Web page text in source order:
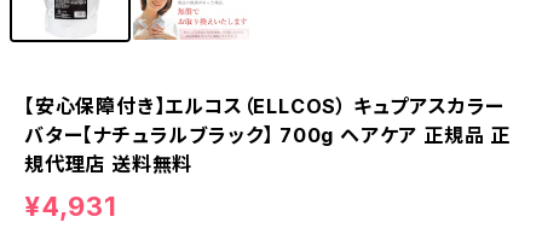
【安心保障付き】エルコス（ELLCOS） キュプアスカラー
バター【ナチュラルブラック】 700g ヘアケア 正規品 正
規代理店 送料無料
¥4,931